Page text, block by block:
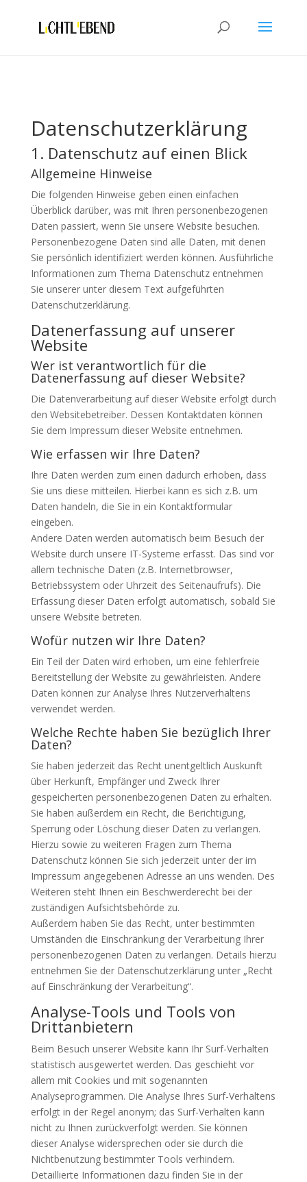
Datenschutzerklärung
1. Datenschutz auf einen Blick
Allgemeine Hinweise
Die folgenden Hinweise geben einen einfachen
Überblick darüber, was mit Ihren personenbezogenen
Daten passiert, wenn Sie unsere Website besuchen.
Personenbezogene Daten sind alle Daten, mit denen
Sie persönlich identifiziert werden können. Ausführliche
Informationen zum Thema Datenschutz entnehmen
Sie unserer unter diesem Text aufgeführten
Datenschutzerklärung.
Datenerfassung auf unserer
Website
Wer ist verantwortlich für die
Datenerfassung auf dieser Website?
Die Datenverarbeitung auf dieser Website erfolgt durch
den Websitebetreiber. Dessen Kontaktdaten können
Sie dem Impressum dieser Website entnehmen.
Wie erfassen wir Ihre Daten?
Ihre Daten werden zum einen dadurch erhoben, dass
Sie uns diese mitteilen. Hierbei kann es sich z.B. um
Daten handeln, die Sie in ein Kontaktformular
eingeben.
Andere Daten werden automatisch beim Besuch der
Website durch unsere IT-Systeme erfasst. Das sind vor
allem technische Daten (z.B. Internetbrowser,
Betriebssystem oder Uhrzeit des Seitenaufrufs). Die
Erfassung dieser Daten erfolgt automatisch, sobald Sie
unsere Website betreten.
Wofür nutzen wir Ihre Daten?
Ein Teil der Daten wird erhoben, um eine fehlerfreie
Bereitstellung der Website zu gewährleisten. Andere
Daten können zur Analyse Ihres Nutzerverhaltens
verwendet werden.
Welche Rechte haben Sie bezüglich Ihrer
Daten?
Sie haben jederzeit das Recht unentgeltlich Auskunft
über Herkunft, Empfänger und Zweck Ihrer
gespeicherten personenbezogenen Daten zu erhalten.
Sie haben außerdem ein Recht, die Berichtigung,
Sperrung oder Löschung dieser Daten zu verlangen.
Hierzu sowie zu weiteren Fragen zum Thema
Datenschutz können Sie sich jederzeit unter der im
Impressum angegebenen Adresse an uns wenden. Des
Weiteren steht Ihnen ein Beschwerderecht bei der
zuständigen Aufsichtsbehörde zu.
Außerdem haben Sie das Recht, unter bestimmten
Umständen die Einschränkung der Verarbeitung Ihrer
personenbezogenen Daten zu verlangen. Details hierzu
entnehmen Sie der Datenschutzerklärung unter „Recht
auf Einschränkung der Verarbeitung“.
Analyse-Tools und Tools von
Drittanbietern
Beim Besuch unserer Website kann Ihr Surf-Verhalten
statistisch ausgewertet werden. Das geschieht vor
allem mit Cookies und mit sogenannten
Analyseprogrammen. Die Analyse Ihres Surf-Verhaltens
erfolgt in der Regel anonym; das Surf-Verhalten kann
nicht zu Ihnen zurückverfolgt werden. Sie können
dieser Analyse widersprechen oder sie durch die
Nichtbenutzung bestimmter Tools verhindern.
Detaillierte Informationen dazu finden Sie in der